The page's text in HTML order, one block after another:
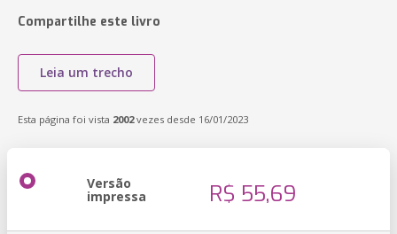
Compartilhe este livro
Leia um trecho
Esta página foi vista 2002vezes desde 16/01/2023
Versão
impressa R$ 55,69